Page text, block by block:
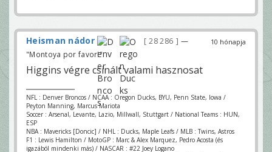
10 hónapja
Heisman nádor 28 286
—
"Montoya por favor!"
Higgins végre csinált valami hasznosat
NFL : Denver Broncos / NCAA : Oregon Ducks, BYU, Penn State, Iowa /
Peyton Manning, Marcus Mariota
Soccer : Arsenal, Levante, Lazio, Millwall, Stuttgart / National Teams : HUN,
ESP
NBA : Mavericks [Doncic] / NHL : Ducks, Maple Leafs / MLB : Twins, Astros
F1 : Lewis Hamilton / MotoGP : Marc & Alex Marquez, Pedro Acosta (és
igazából mindenki más) / NASCAR : #22 Joey Logano